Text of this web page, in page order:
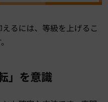
るには、等級を上げるこ
」を意識